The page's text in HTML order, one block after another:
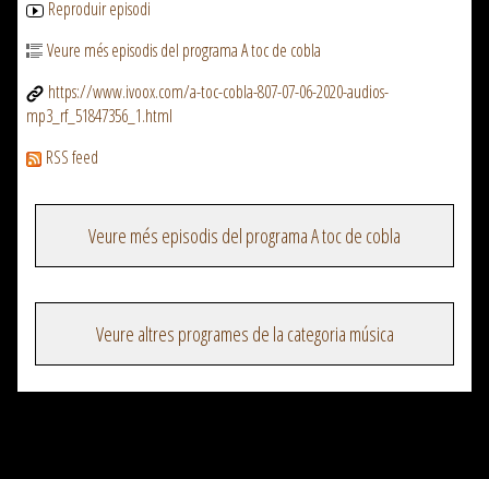
Reproduir episodi
Veure més episodis del programa A toc de cobla
https://www.ivoox.com/a-toc-cobla-807-07-06-2020-audios-
mp3_rf_51847356_1.html
RSS feed
Veure més episodis del programa A toc de cobla
Veure altres programes de la categoria música